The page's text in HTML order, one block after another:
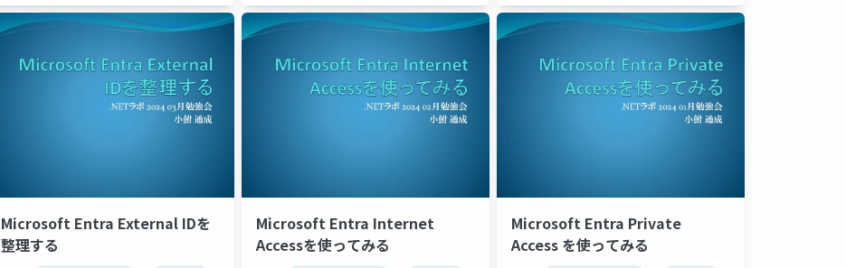
sso entraid copilotforsecurity security
Microsoft Entra External IDを
整理する
Microsoft Entra Internet
Accessを使ってみる
Microsoft Entra Private
Access を使ってみる